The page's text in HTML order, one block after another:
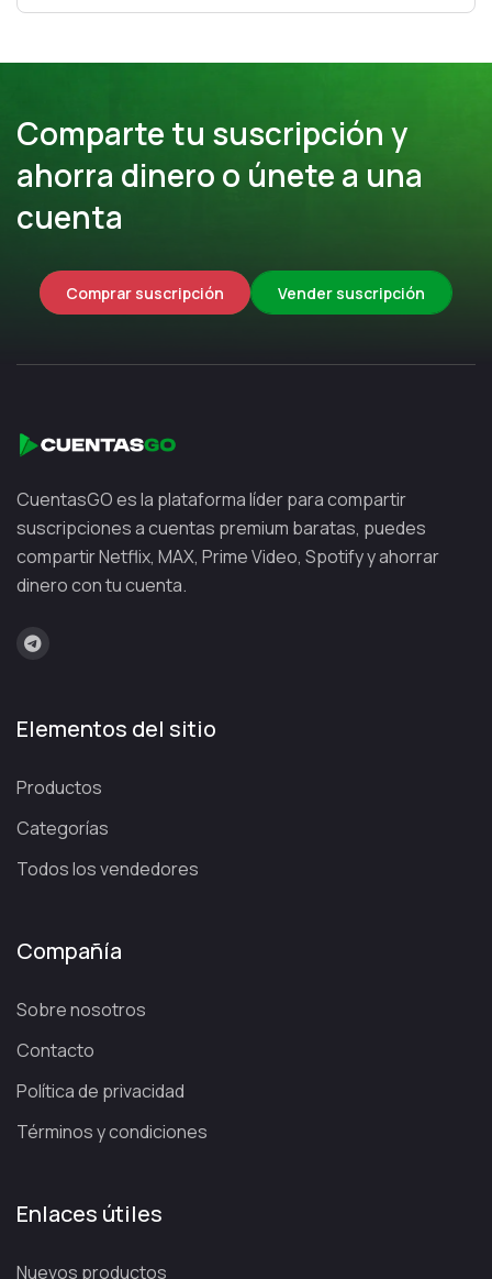
Comparte tu suscripción y
ahorra dinero o únete a una
cuenta
Comprar suscripción Vender suscripción
CuentasGO es la plataforma líder para compartir
suscripciones a cuentas premium baratas, puedes
compartir Netflix, MAX, Prime Video, Spotify y ahorrar
dinero con tu cuenta.
Elementos del sitio
Productos
Categorías
Todos los vendedores
Compañía
Sobre nosotros
Contacto
Política de privacidad
Términos y condiciones
Enlaces útiles
Nuevos productos